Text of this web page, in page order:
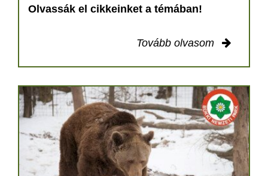
Olvassák el cikkeinket a témában!
Tovább olvasom